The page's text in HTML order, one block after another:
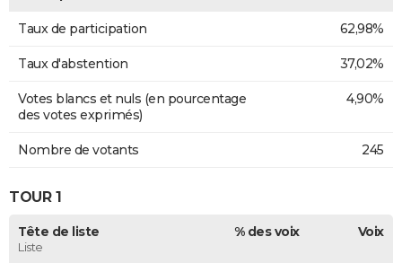
Taux de participation 62,98%
Taux d'abstention 37,02%
Votes blancs et nuls (en pourcentage
des votes exprimés)
4,90%
Nombre de votants 245
TOUR 1
Tête de liste
Liste
% des voix Voix